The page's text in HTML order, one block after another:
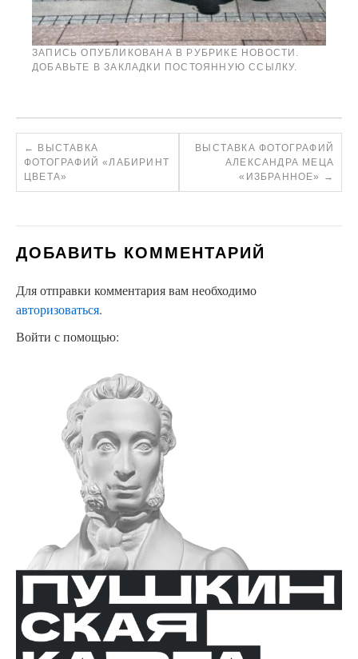
ЗАПИСЬ ОПУБЛИКОВАНА В РУБРИКЕ НОВОСТИ .
ДОБАВЬТЕ В ЗАКЛАДКИ
ПОСТОЯННУЮ ССЫЛКУ.
←
ВЫСТАВКА
ФОТОГРАФИЙ «ЛАБИРИНТ
ЦВЕТА»
ВЫСТАВКА ФОТОГРАФИЙ
АЛЕКСАНДРА МЕЦА
«ИЗБРАННОЕ»
→
ДОБАВИТЬ КОММЕНТАРИЙ
Для отправки комментария вам необходимо
авторизоваться.
Войти с помощью: